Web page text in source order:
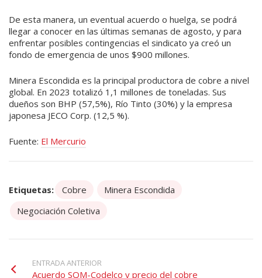
De esta manera, un eventual acuerdo o huelga, se podrá
llegar a conocer en las últimas semanas de agosto, y para
enfrentar posibles contingencias el sindicato ya creó un
fondo de emergencia de unos $900 millones.
Minera Escondida es la principal productora de cobre a nivel
global. En 2023 totalizó 1,1 millones de toneladas. Sus
dueños son BHP (57,5%), Río Tinto (30%) y la empresa
japonesa JECO Corp. (12,5 %).
Fuente: El Mercurio
Etiquetas: Cobre
Minera Escondida
Negociación Coletiva
ENTRADA ANTERIOR
Acuerdo SQM-Codelco y precio del cobre